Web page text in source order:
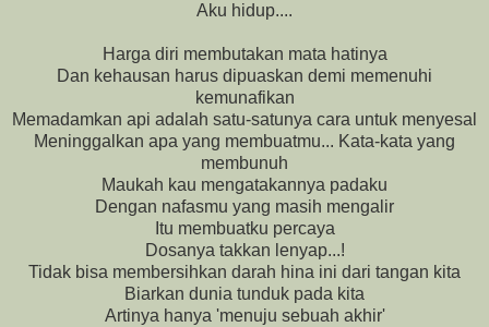
Aku hidup....
Harga diri membutakan mata hatinya
Dan kehausan harus dipuaskan demi memenuhi
kemunafikan
Memadamkan api adalah satu-satunya cara untuk menyesal
Meninggalkan apa yang membuatmu... Kata-kata yang
membunuh
Maukah kau mengatakannya padaku
Dengan nafasmu yang masih mengalir
Itu membuatku percaya
Dosanya takkan lenyap...!
Tidak bisa membersihkan darah hina ini dari tangan kita
Biarkan dunia tunduk pada kita
Artinya hanya 'menuju sebuah akhir'